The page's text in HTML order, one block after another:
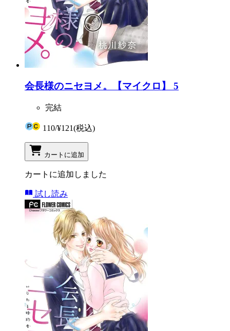
会長様のニセヨメ。【マイクロ】 5
完結
110/¥121(税込)
カートに追加
カートに追加しました
試し読み